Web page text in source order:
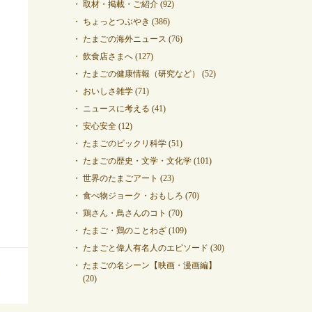
取材・掲載・ご紹介 (92)
ちょっとつぶやき (386)
たまごの海外ニュース (76)
飲食店さまへ (127)
たまごの健康情報（研究など）
(52)
おいしさ雑学 (71)
ニュースに考える (41)
安心安全 (12)
たまごのビックリ科学 (51)
たまごの歴史・文学・文化学 (101)
世界のたまごアート (23)
食べ物ジョーク・おもしろ (70)
鶏さん・鳥さんのコト (70)
たまご・鶏のことわざ (109)
たまごと偉人有名人のエピソード (30)
たまごの名シーン【映画・漫画編】
(20)